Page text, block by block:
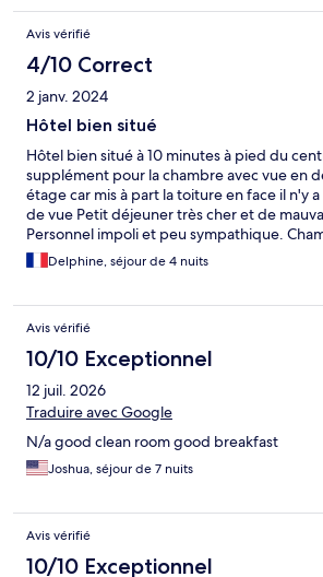
Avis vérifié
4/10 Correct
2 janv. 2024
Hôtel bien situé
Hôtel bien situé à 10 minutes à pied du
supplément pour la chambre avec vue en
étage car mis à part la toiture en face il n'y
de vue Petit déjeuner très cher et de
Personnel impoli et peu sympathique.
confortable avec chauffage ne fonctionnant
pression dans la douche. Pour le parking il
rentrer et sortir à votre guise. Le
incapable de vous conseiller sur ce point
Delphine, séjour de 4 nuits
Avis vérifié
10/10 Exceptionnel
12 juil. 2026
Traduire avec Google
N/a good clean room good breakfast
Joshua, séjour de 7 nuits
Avis vérifié
10/10 Exceptionnel